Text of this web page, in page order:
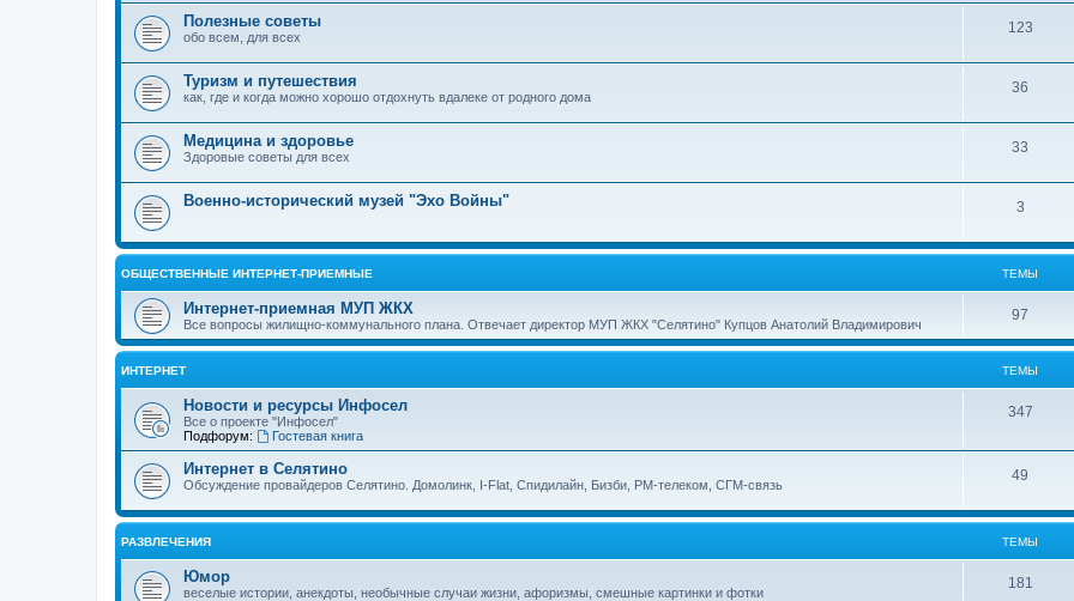
Полезные советы
обо всем, для всех
123
Туризм и путешествия
как, где и когда можно хорошо отдохнуть вдалеке от родного дома
36
Медицина и здоровье
Здоровые советы для всех
33
Военно-исторический музей "Эхо Войны" 3
ОБЩЕСТВЕННЫЕ ИНТЕРНЕТ-ПРИЕМНЫЕ ТЕМЫ
Интернет-приемная МУП ЖКХ
Все вопросы жилищно-коммунального плана. Отвечает директор МУП ЖКХ "Селятино" Купцов Анатолий Владимирович
97
ИНТЕРНЕТ ТЕМЫ
Новости и ресурсы Инфосел
Все о проекте "Инфосел"
Подфорум:
Гостевая книга
347
Интернет в Селятино
Обсуждение провайдеров Селятино. Домолинк, I-Flat, Спидилайн, Бизби, РМ-телеком, СГМ-связь
49
РАЗВЛЕЧЕНИЯ ТЕМЫ
Юмор
веселые истории, анекдоты, необычные случаи жизни, афоризмы, смешные картинки и фотки
181